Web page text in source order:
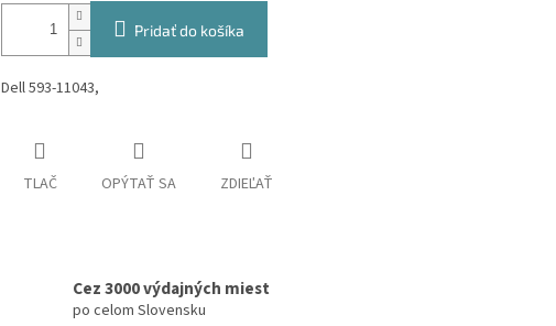
Pridať do košíka
Dell 593-11043,
TLAČ OPÝTAŤ SA ZDIEĽAŤ
Cez 3000 výdajných miest
po celom Slovensku